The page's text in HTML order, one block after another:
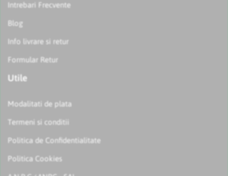
Intrebari Frecvente
Blog
Info livrare si retur
Formular Retur
Utile
Modalitati de plata
Termeni si conditii
Politica de Confidentialitate
Politica Cookies